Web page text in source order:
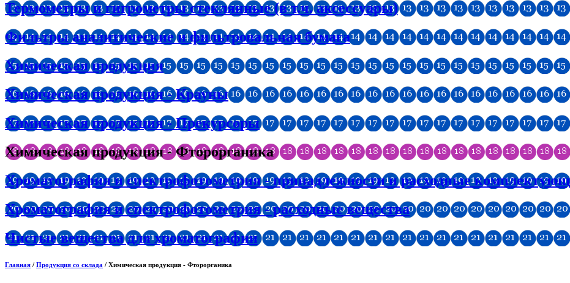
Термометры и гигрометры стеклянные (в т.ч. аксессуары)
Фильтры аналитические и фильтровальная бумага
Химическая продукция
Химическая продукция - Крауны
Химическая продукция - Прекурсоры
Химическая продукция - Фторорганика
Хроматография и спектрофотометрия - принадлежности и расходные
Хроматография и спектрофотометрия - расходные вещества
Чистые вещества для хроматографии
Главная / Продукция со склада / Химическая продукция - Фторорганика